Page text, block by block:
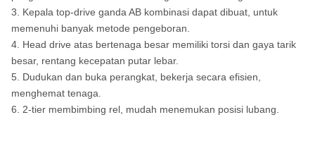
3. Kepala top-drive ganda AB kombinasi dapat dibuat, untuk
memenuhi banyak metode pengeboran.
4. Head drive atas bertenaga besar memiliki torsi dan gaya tarik
besar, rentang kecepatan putar lebar.
5. Dudukan dan buka perangkat, bekerja secara efisien,
menghemat tenaga.
6. 2-tier membimbing rel, mudah menemukan posisi lubang.